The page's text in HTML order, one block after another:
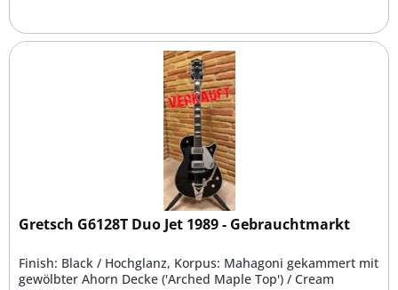
Gretsch G6128T Duo Jet 1989 - Gebrauchtmarkt
Finish: Black / Hochglanz, Korpus: Mahagoni gekammert mit
gewölbter Ahorn Decke ('Arched Maple Top') / Cream